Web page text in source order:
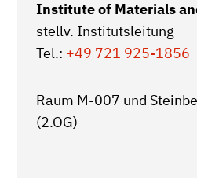
Institute of Materials
stellv. Institutsleitung
Tel.: +49 721 925-1856
Raum M-007 und
(2.OG)